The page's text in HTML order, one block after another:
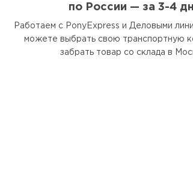
по России — за 3-4
Работаем с PonyExpress и Деловыми
можете выбрать свою транспортную
забрать товар со склада в